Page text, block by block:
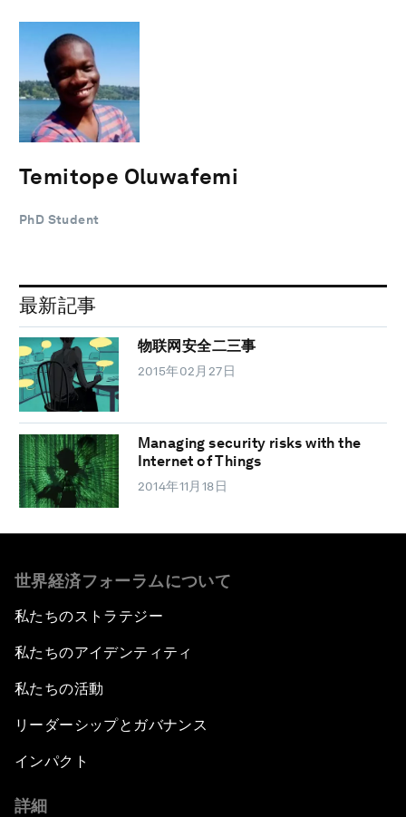
Temitope Oluwafemi
PhD Student
最新記事
物联网安全二三事
2015年02月27日
Managing security risks with the
Internet of Things
2014年11月18日
世界経済フォーラムについて
私たちのストラテジー
私たちのアイデンティティ
私たちの活動
リーダーシップとガバナンス
インパクト
詳細